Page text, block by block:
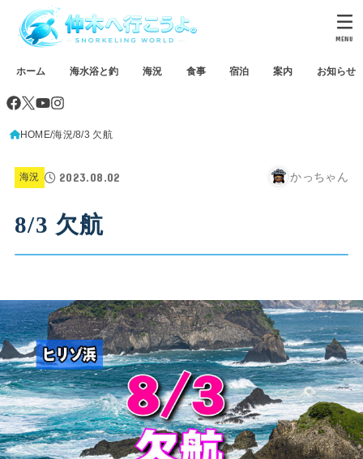
ホーム 海水浴と釣 海況 食事 宿泊 案内 お知らせ
MENU
HOME 海況 8/3 欠航
海況 2023.08.02 かっちゃん
8/3 欠航